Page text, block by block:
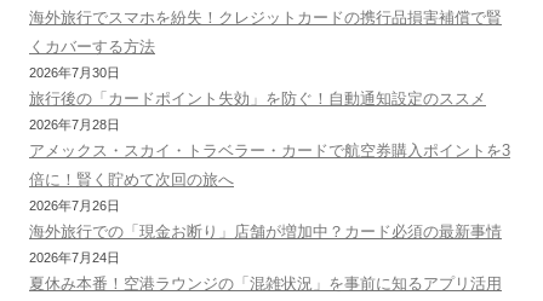
海外旅行でスマホを紛失！クレジットカードの携行品損害補償で賢
くカバーする方法
2026年7月30日
旅行後の「カードポイント失効」を防ぐ！自動通知設定のススメ
2026年7月28日
アメックス・スカイ・トラベラー・カードで航空券購入ポイントを3
倍に！賢く貯めて次回の旅へ
2026年7月26日
海外旅行での「現金お断り」店舗が増加中？カード必須の最新事情
2026年7月24日
夏休み本番！空港ラウンジの「混雑状況」を事前に知るアプリ活用